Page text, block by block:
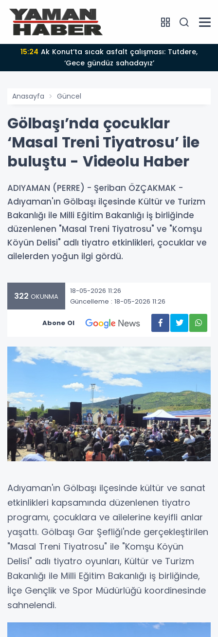
15:24
‘Gece gündüz sahadayız’
Anasayfa Güncel
Gölbaşı’nda çocuklar
‘Masal Treni Tiyatrosu’ ile
buluştu - Videolu Haber
ADIYAMAN (PERRE) - Şeriban ÖZÇAKMAK -
Adıyaman'ın Gölbaşı ilçesinde Kültür ve Turizm
Bakanlığı ile Milli Eğitim Bakanlığı iş birliğinde
düzenlenen "Masal Treni Tiyatrosu" ve "Komşu
Köyün Delisi" adlı tiyatro etkinlikleri, çocuklar ve
ailelerden yoğun ilgi gördü.
322 OKUNMA
18-05-2026 11:26
Güncelleme : 18-05-2026 11:26
Abone Ol
Adıyaman'ın Gölbaşı ilçesinde kültür ve sanat
etkinlikleri kapsamında düzenlenen tiyatro
programı, çocuklara ve ailelerine keyifli anlar
yaşattı. Gölbaşı Gar Şefliği'nde gerçekleştirilen
"Masal Treni Tiyatrosu" ile "Komşu Köyün
Delisi" adlı tiyatro oyunları, Kültür ve Turizm
Bakanlığı ile Milli Eğitim Bakanlığı iş birliğinde,
İlçe Gençlik ve Spor Müdürlüğü koordinesinde
sahnelendi.